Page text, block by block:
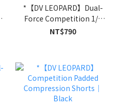
*【DV LEOPARD】Dual-
Force Competition 1/2
Compression Shorts｜
NT$790